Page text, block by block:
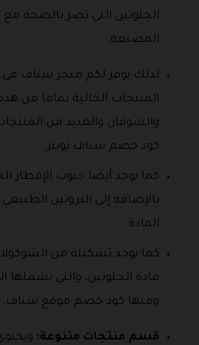
الجلوتين التي تضر بالصحة مع
المصنعة.
لذلك يوفر لكم متجر سناف
المنتجات الخالية تماما من
والشوفان والعديد من
كود خصم سناف تويتر.
كما يوجد أيضا حبوب الإفطار
بالإضافة إلى البروتين
المادة.
كما يوجد تشكيلة من
مادة الجلوتين، والتي
ومنها كود خصم موقع سناف.
قسم منتجات متنوعة: